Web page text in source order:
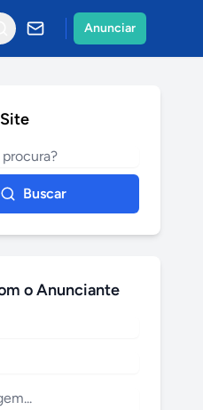
Anunciar
Buscar
o Anunciante